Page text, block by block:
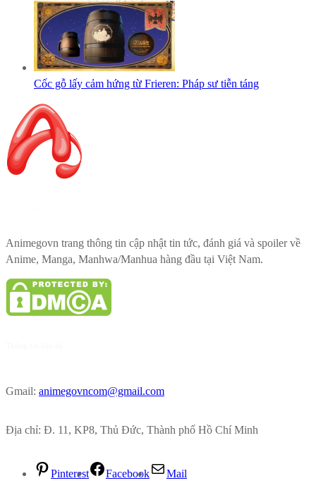
Cốc gỗ lấy cảm hứng từ Frieren: Pháp sư tiễn táng
Animegovn trang thông tin cập nhật tin tức, đánh giá và spoiler về
Anime, Manga, Manhwa/Manhua hàng đầu tại Việt Nam.
Gmail: animegovncom@gmail.com
Địa chỉ: Đ. 11, KP8, Thủ Đức, Thành phố Hồ Chí Minh
Pinterest Facebook Mail